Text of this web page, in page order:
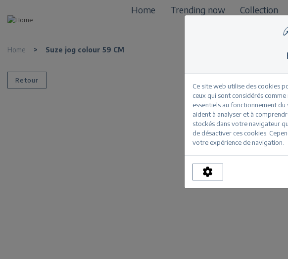
Home Trending now Collection
Home > Suze jog colour 59 CM
Retour
Ce site web utilise des cookies
ceux qui sont considérés
essentiels au fonctionnement
aident à analyser et à
stockés dans votre navigateur
de désactiver ces cookies.
votre expérience de navigation.